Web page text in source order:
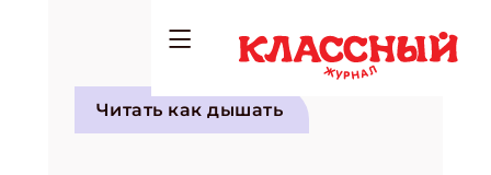
Читать как дышать